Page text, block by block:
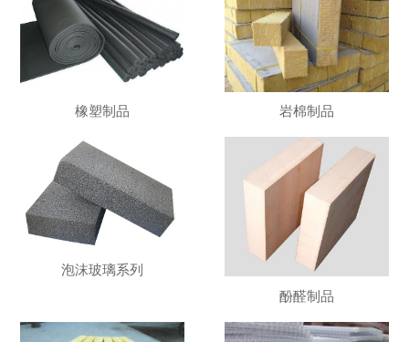
橡塑制品 岩棉制品
泡沫玻璃系列
酚醛制品